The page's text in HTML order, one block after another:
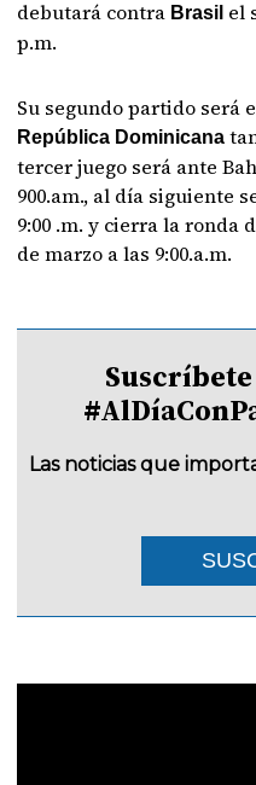
debutará contra Brasil el
p.m.
Su segundo partido será
República Dominicana
tercer juego será ante
900.am., al día siguiente
9:00 .m. y cierra la ronda
de marzo a las 9:00.a.m.
Las noticias que